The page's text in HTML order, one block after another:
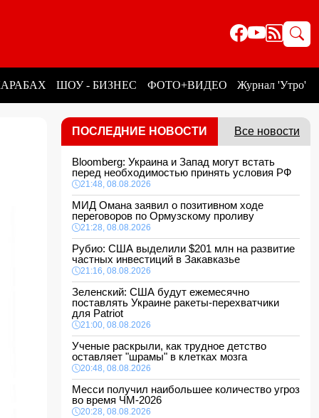
ШОУ - БИЗНЕС ФОТО+ВИДЕО Журнал 'Утро'
ПОСЛЕДНИЕ НОВОСТИ Все новости
Bloomberg: Украина и Запад могут встать
перед необходимостью принять условия РФ
21:48, 08.08.2026
МИД Омана заявил о позитивном ходе
переговоров по Ормузскому проливу
21:28, 08.08.2026
Рубио: США выделили $201 млн на развитие
частных инвестиций в Закавказье
21:16, 08.08.2026
Зеленский: США будут ежемесячно
поставлять Украине ракеты-перехватчики
для Patriot
21:00, 08.08.2026
Ученые раскрыли, как трудное детство
оставляет "шрамы" в клетках мозга
20:48, 08.08.2026
Месси получил наибольшее количество угроз
во время ЧМ-2026
20:28, 08.08.2026